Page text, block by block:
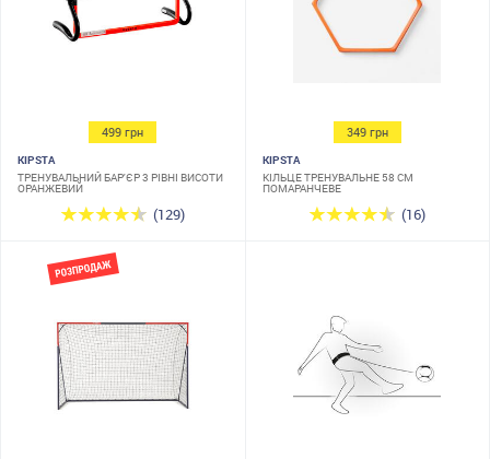
499 грн
KIPSTA
ТРЕНУВАЛЬНИЙ БАР'ЄР 3 РІВНІ ВИСОТИ
ОРАНЖЕВИЙ
(129)
349 грн
KIPSTA
КІЛЬЦЕ ТРЕНУВАЛЬНЕ 58 СМ
ПОМАРАНЧЕВЕ
(16)